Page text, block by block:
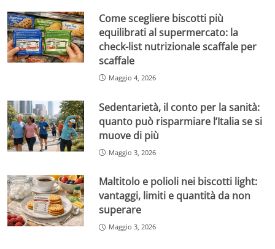
Come scegliere biscotti più
equilibrati al supermercato: la
check-list nutrizionale scaffale per
scaffale
Maggio 4, 2026
Sedentarietà, il conto per la sanità:
quanto può risparmiare l’Italia se si
muove di più
Maggio 3, 2026
Maltitolo e polioli nei biscotti light:
vantaggi, limiti e quantità da non
superare
Maggio 3, 2026